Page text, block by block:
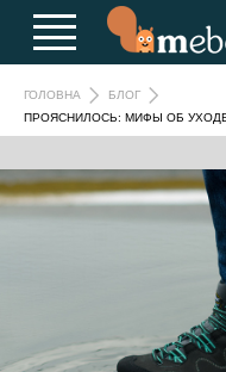
ГОЛОВНА
БЛОГ
ПРОЯСНИЛОСЬ: МИФЫ ОБ